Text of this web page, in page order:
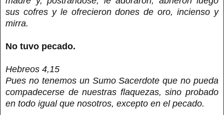
sus cofres y le ofrecieron dones de oro, incienso y
mirra.
No tuvo pecado.
Hebreos 4,15
Pues no tenemos un Sumo Sacerdote que no pueda
compadecerse de nuestras flaquezas, sino probado
en todo igual que nosotros, excepto en el pecado.